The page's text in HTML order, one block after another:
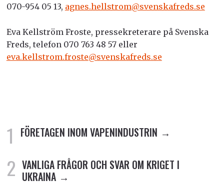
070-954 05 13, agnes.hellstrom@svenskafreds.se
Eva Kellström Froste, pressekreterare på Svenska
Freds, telefon 070 763 48 57 eller
eva.kellstrom.froste@svenskafreds.se
FÖRETAGEN INOM VAPENINDUSTRIN
VANLIGA FRÅGOR OCH SVAR OM KRIGET I
UKRAINA